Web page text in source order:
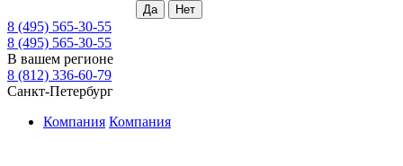
8 (495) 565-30-55
8 (495) 565-30-55
В вашем регионе
8 (812) 336-60-79
Санкт-Петербург
Компания Компания